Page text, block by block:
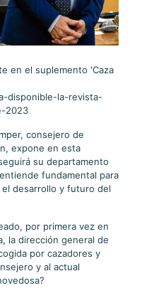
en el suplemento 'Caza
disponible-la-revista-
2023
consejero de
expone en esta
su departamento
fundamental para
desarrollo y futuro del
por primera vez en
la dirección general de
por cazadores y
y al actual